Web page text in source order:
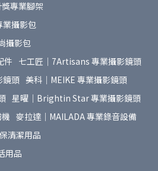
專業腳架
攝影包
攝影包
件 七工匠｜7Artisans 專業攝影鏡頭
鏡頭 美科｜MEIKE 專業攝影鏡頭
星曜｜Brightin Star 專業攝影鏡頭
麥拉達｜MAILADA 專業錄音設備
清潔用品
用品